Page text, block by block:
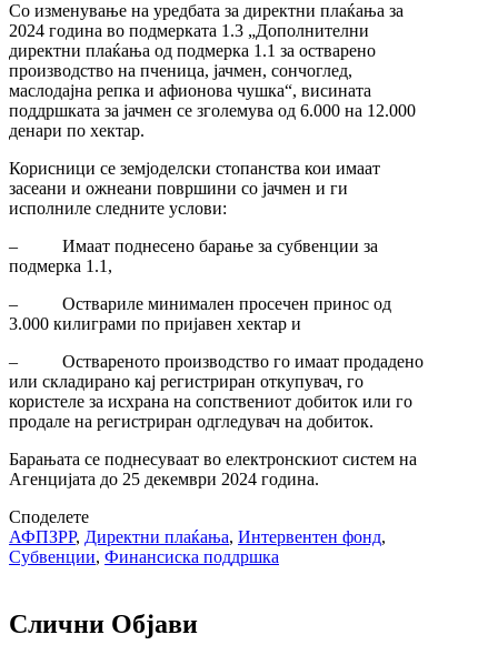
Со изменување на уредбата за директни плаќања за
2024 година во подмерката 1.3 „Дополнителни
директни плаќања од подмерка 1.1 за остварено
производство на пченица, јачмен, сончоглед,
маслодајна репка и афионова чушка“, висината
поддршката за јачмен се зголемува од 6.000 на 12.000
денари по хектар.
Корисници се земјоделски стопанства кои имаат
засеани и ожнеани површини со јачмен и ги
исполниле следните услови:
– Имаат поднесено барање за субвенции за
подмерка 1.1,
– Оствариле минимален просечен принос од
3.000 килиграми по пријавен хектар и
– Оствареното производство го имаат продадено
или складирано кај регистриран откупувач, го
користеле за исхрана на сопствениот добиток или го
продале на регистриран одгледувач на добиток.
Барањата се поднесуваат во електронскиот систем на
Агенцијата до 25 декември 2024 година.
Споделете
АФПЗРР, Директни плаќања, Интервентен фонд,
Субвенции, Финансиска поддршка
Слични Објави